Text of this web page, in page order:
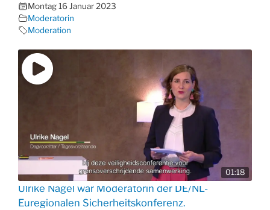
Montag 16 Januar 2023
Moderatorin
Moderation
01:18
Ulrike Nagel war Moderatorin der DE/NL-
Euregionalen Sicherheitskonferenz.